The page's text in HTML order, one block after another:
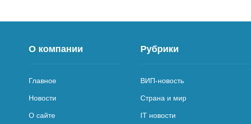
О компании
Главное
Новости
О сайте
Рубрики
ВИП-новость
Страна и мир
IT новости